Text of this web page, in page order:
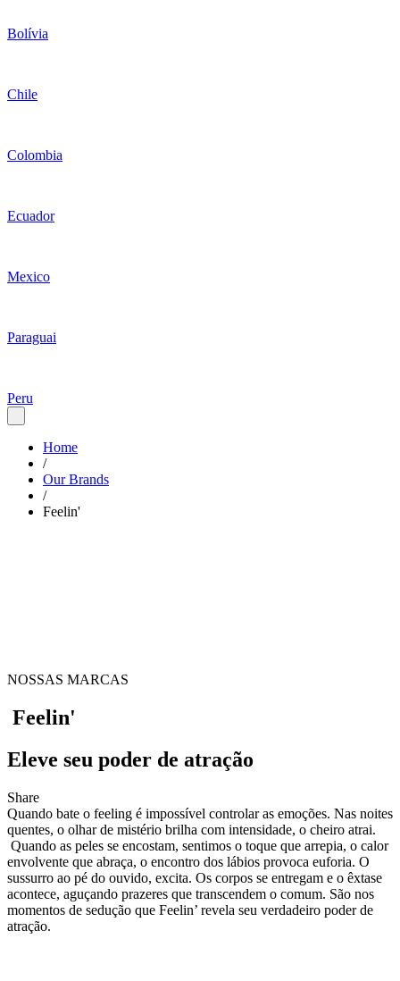
Bolívia
Chile
Colombia
Ecuador
Mexico
Paraguai
Peru
Home
/
Our Brands
/
Feelin'
NOSSAS MARCAS
Feelin'
Eleve seu poder de atração
Share
Quando bate o feeling é impossível controlar as emoções. Nas noites
quentes, o olhar de mistério brilha com intensidade, o cheiro atrai.
Quando as peles se encostam, sentimos o toque que arrepia, o calor
envolvente que abraça, o encontro dos lábios provoca euforia. O
sussurro ao pé do ouvido, excita. Os corpos se entregam e o êxtase
acontece, aguçando prazeres que transcendem o comum. São nos
momentos de sedução que Feelin’ revela seu verdadeiro poder de
atração.